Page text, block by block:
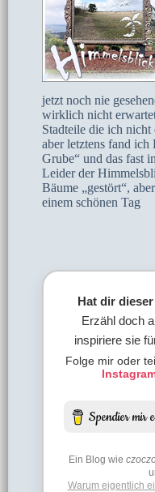
jetzt noch nie
wirklich nicht
Stadteile die ich
aber letztens fand
Grube“ und das fast
Leider der
Bäume „gestört“,
einem schönen Tag
Hat dir
Erzähl doch
inspiriere sie
Folge mir oder
Ein Blog wie
Warum eigentlich